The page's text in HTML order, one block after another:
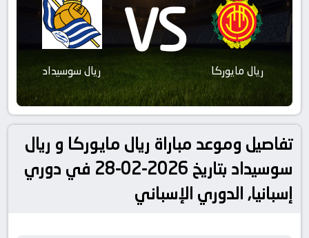
ريال مايوركا VS ريال سوسيداد
تفاصيل وموعد مباراة ريال مايوركا و ريال
سوسيداد بتاريخ 2026-02-28 في دوري
إسبانيا, الدوري الإسباني